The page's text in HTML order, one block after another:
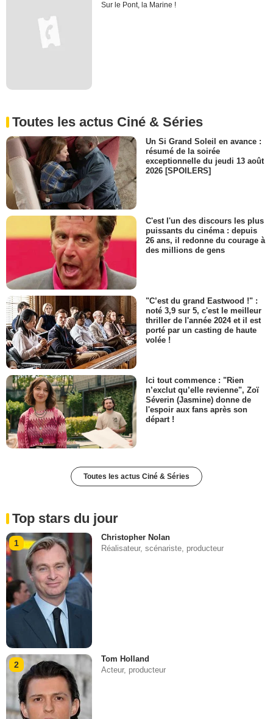
Sur le Pont, la Marine !
Toutes les actus Ciné & Séries
Un Si Grand Soleil en avance :
résumé de la soirée
exceptionnelle du jeudi 13 août
2026 [SPOILERS]
C'est l'un des discours les plus
puissants du cinéma : depuis
26 ans, il redonne du courage à
des millions de gens
"C’est du grand Eastwood !" :
noté 3,9 sur 5, c'est le meilleur
thriller de l'année 2024 et il est
porté par un casting de haute
volée !
Ici tout commence : "Rien
n’exclut qu’elle revienne", Zoï
Séverin (Jasmine) donne de
l'espoir aux fans après son
départ !
Toutes les actus Ciné & Séries
Top stars du jour
1
Christopher Nolan
Réalisateur, scénariste, producteur
2
Tom Holland
Acteur, producteur